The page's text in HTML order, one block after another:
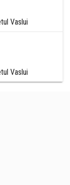
Vaslui
Vaslui